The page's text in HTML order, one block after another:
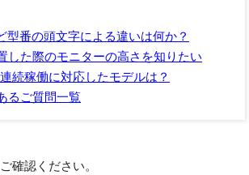
型番の頭文字による違いは何か？
した際のモニターの高さを知りたい
続稼働に対応したモデルは？
るご質問一覧
確認ください。